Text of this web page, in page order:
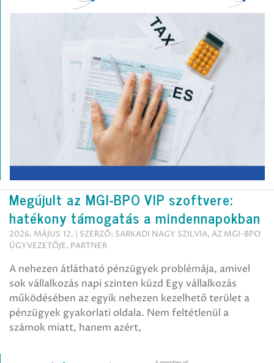
Megújult az MGI-BPO VIP szoftvere:
hatékony támogatás a mindennapokban
2026. MÁJUS 12. | SZERZŐ: SARKADI NAGY SZILVIA, AZ MGI-BPO
ÜGYVEZETŐJE, PARTNER
A nehezen átlátható pénzügyek problémája, amivel
sok vállalkozás napi szinten küzd Egy vállalkozás
működésében az egyik nehezen kezelhető terület a
pénzügyek gyakorlati oldala. Nem feltétlenül a
számok miatt, hanem azért,